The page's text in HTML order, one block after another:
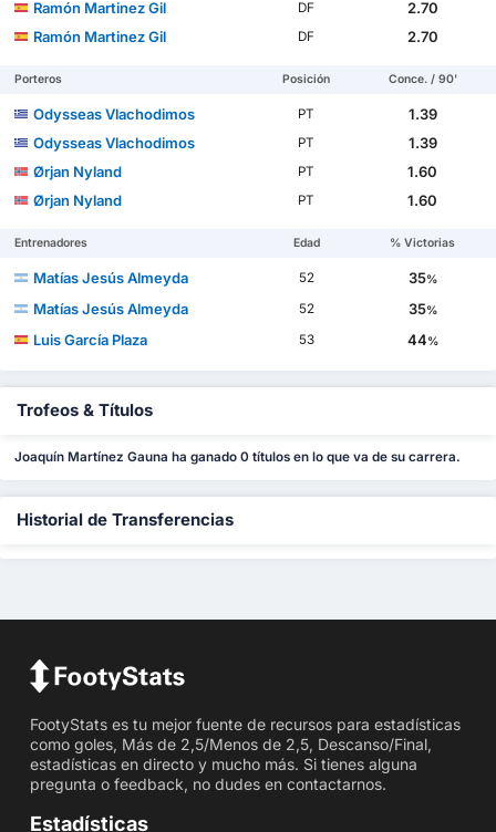
Ramón Martinez Gil
DF
2.70
Ramón Martinez Gil
DF 2.70
Porteros Posición Conce. / 90'
Odysseas Vlachodimos PT
1.39
Odysseas Vlachodimos
PT
1.39
Ørjan Nyland
PT
1.60
Ørjan Nyland
PT 1.60
Entrenadores Edad % Victorias
Matías Jesús Almeyda 52 35%
Matías Jesús Almeyda 52 35%
Luis García Plaza 53 44%
Trofeos & Títulos
Joaquín Martínez Gauna ha ganado 0 títulos en lo que va de su carrera.
Historial de Transferencias
FootyStats es tu mejor fuente de recursos para estadísticas
como goles, Más de 2,5/Menos de 2,5, Descanso/Final,
estadísticas en directo y mucho más. Si tienes alguna
pregunta o feedback, no dudes en contactarnos.
Estadísticas